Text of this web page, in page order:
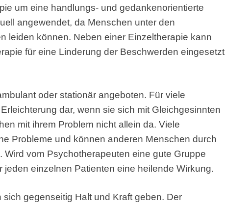
um eine handlungs- und gedankenorientierte
angewendet, da Menschen unter den
leiden können. Neben einer Einzeltherapie kann
für eine Linderung der Beschwerden eingesetzt
oder stationär angeboten. Für viele
dar, wenn sie sich mit Gleichgesinnten
mit ihrem Problem nicht allein da. Viele
Probleme und können anderen Menschen durch
Wird vom Psychotherapeuten eine gute Gruppe
jeden einzelnen Patienten eine heilende Wirkung.
gegenseitig Halt und Kraft geben. Der